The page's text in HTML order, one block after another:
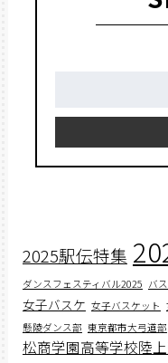
2025駅伝特集
ダンスフェスティバル2025 バ
女子バスケ 女子バスケット
懸陵ダンス部 東京都市大弓道部
松商学園高等学校陸